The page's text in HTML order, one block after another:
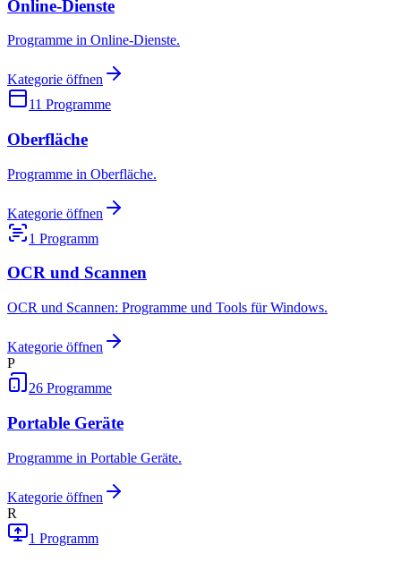
Online-Dienste
Programme in Online-Dienste.
Kategorie öffnen
11 Programme
Oberfläche
Programme in Oberfläche.
Kategorie öffnen
1 Programm
OCR und Scannen
OCR und Scannen: Programme und Tools für Windows.
Kategorie öffnen
P
26 Programme
Portable Geräte
Programme in Portable Geräte.
Kategorie öffnen
R
1 Programm